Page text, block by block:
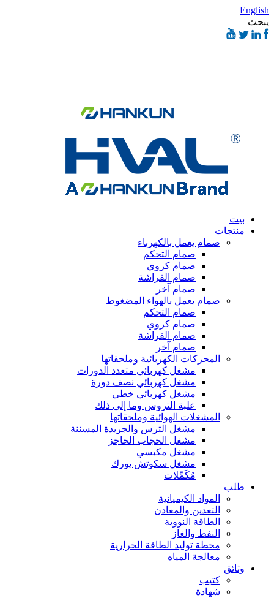
English
يبحث
بيت
منتجات
صمام يعمل بالكهرباء
صمام التحكم
صمام كروي
صمام الفراشة
صمام آخر
صمام يعمل بالهواء المضغوط
صمام التحكم
صمام كروي
صمام الفراشة
صمام آخر
المحركات الكهربائية وملحقاتها
مشغل كهربائي متعدد الدورات
مشغل كهربائي نصف دورة
مشغل كهربائي خطي
علبة التروس وما إلى ذلك
المشغلات الهوائية وملحقاتها
مشغل الترس والجريدة المسننة
مشغل الحجاب الحاجز
مشغل مكبسي
مشغل سكوتش يورك
مُكَمِّلات
طلب
المواد الكيميائية
التعدين والمعادن
الطاقة النووية
النفط والغاز
محطة توليد الطاقة الحرارية
معالجة المياه
وثائق
كتيب
شهادة